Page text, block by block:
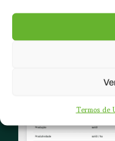
Termos de